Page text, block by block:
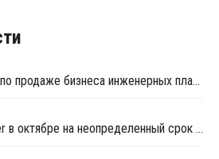
SABIC закрыла сделку по продаже бизнеса инженерных пластиков компании Mutares за USD450 млн
Taiwan Styrene Monomer в октябре на неопределенный срок остановит установку EBSM